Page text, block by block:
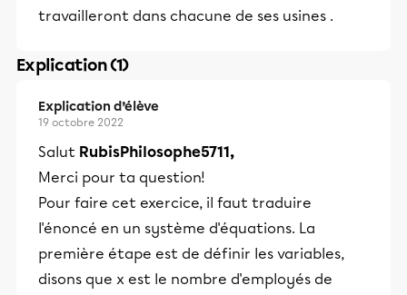
travailleront dans chacune de ses usines .
Explication (1)
Explication d’élève
19 octobre 2022
Salut RubisPhilosophe5711,
Merci pour ta question!
Pour faire cet exercice, il faut traduire
l'énoncé en un système d'équations. La
première étape est de définir les variables,
disons que x est le nombre d'employés de